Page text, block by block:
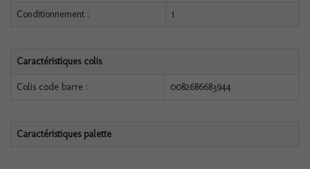
Conditionnement : 1
Caractéristiques colis
Colis code barre : 0082686683944
Caractéristiques palette